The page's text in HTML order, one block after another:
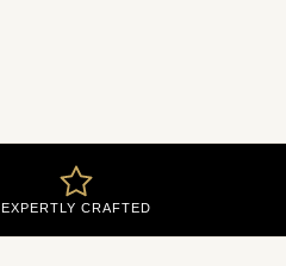
EXPERTLY CRAFTED